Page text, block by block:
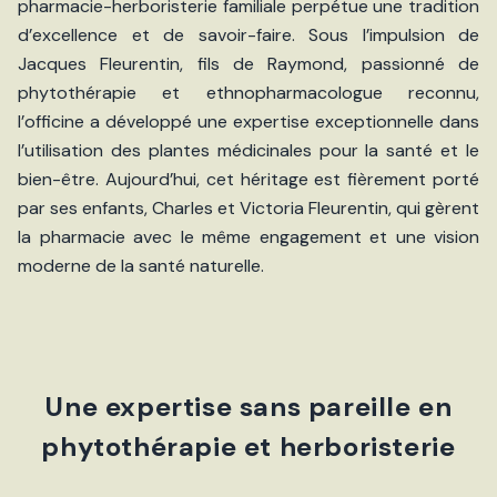
pharmacie-herboristerie familiale perpétue une tradition
d’excellence et de savoir-faire. Sous l’impulsion de
Jacques Fleurentin, fils de Raymond, passionné de
phytothérapie et ethnopharmacologue reconnu,
l’officine a développé une expertise exceptionnelle dans
l’utilisation des plantes médicinales pour la santé et le
bien-être. Aujourd’hui, cet héritage est fièrement porté
par ses enfants, Charles et Victoria Fleurentin, qui gèrent
la pharmacie avec le même engagement et une vision
moderne de la santé naturelle.
Une expertise sans pareille en
phytothérapie et herboristerie